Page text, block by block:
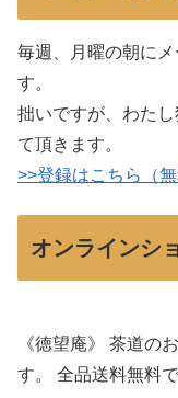
毎週、月曜の朝に
す。
拙いですが、わた
て頂きます。
>>登録はこちら（無
オンラインシ
《徳望庵》 茶道の
す。 全品送料無料で